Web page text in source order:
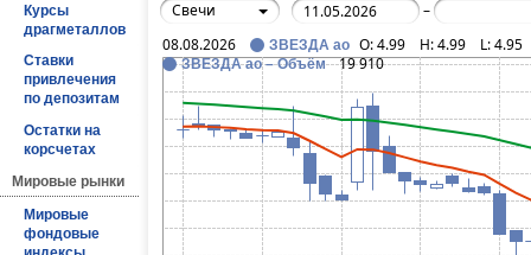
Курсы
драгметаллов
Ставки
привлечения
по депозитам
Остатки на
корсчетах
Мировые рынки
Мировые
фондовые
Свечи
–
08.08.2026
ЗВЕЗДА ао O:4.99 H:4.99 L:4.95
ЗВЕЗДА ао – Объём 19 910